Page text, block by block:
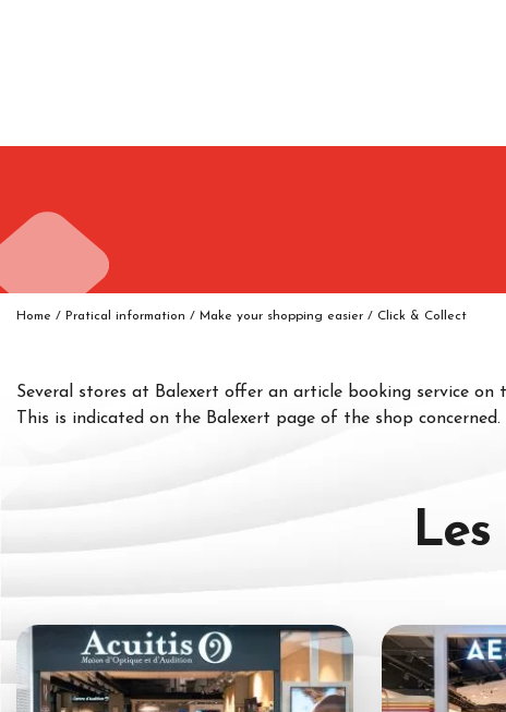
Home / Pratical information / Make your shopping easier / Click & Collect
Several stores at Balexert offer an article booking service
This is indicated on the Balexert page of the shop